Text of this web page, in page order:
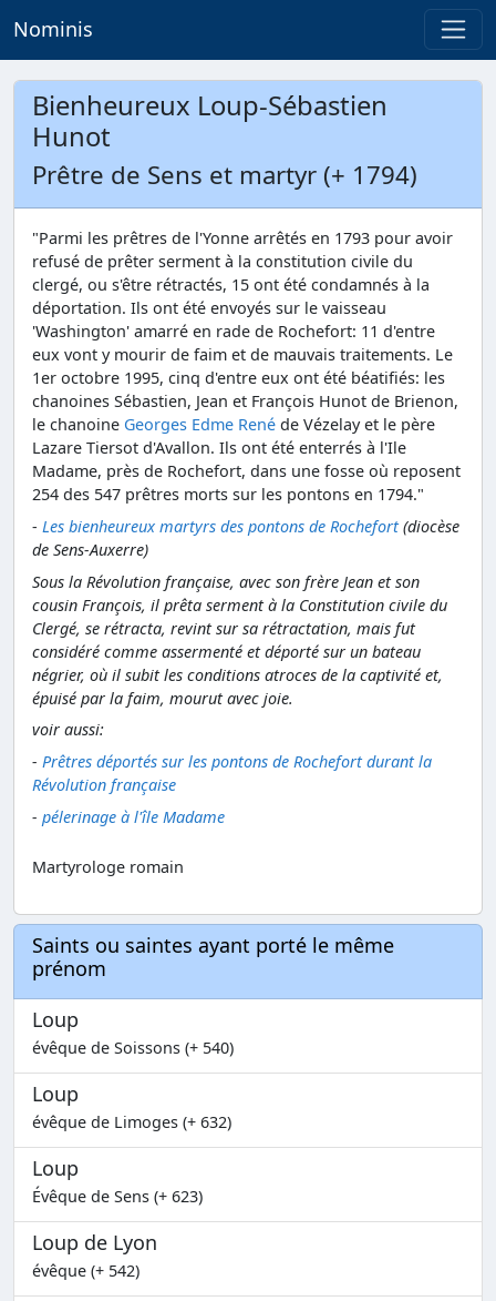
Nominis
Bienheureux Loup-Sébastien
Hunot
Prêtre de Sens et martyr (+ 1794)
"Parmi les prêtres de l'Yonne arrêtés en 1793 pour avoir
refusé de prêter serment à la constitution civile du
clergé, ou s'être rétractés, 15 ont été condamnés à la
déportation. Ils ont été envoyés sur le vaisseau
'Washington' amarré en rade de Rochefort: 11 d'entre
eux vont y mourir de faim et de mauvais traitements. Le
1er octobre 1995, cinq d'entre eux ont été béatifiés: les
chanoines Sébastien, Jean et François Hunot de Brienon,
le chanoine Georges Edme René de Vézelay et le père
Lazare Tiersot d'Avallon. Ils ont été enterrés à l'Ile
Madame, près de Rochefort, dans une fosse où reposent
254 des 547 prêtres morts sur les pontons en 1794."
- Les bienheureux martyrs des pontons de Rochefort(diocèse
de Sens-Auxerre)
Sous la Révolution française, avec son frère Jean et son
cousin François, il prêta serment à la Constitution civile du
Clergé, se rétracta, revint sur sa rétractation, mais fut
considéré comme assermenté et déporté sur un bateau
négrier, où il subit les conditions atroces de la captivité et,
épuisé par la faim, mourut avec joie.
voir aussi:
- Prêtres déportés sur les pontons de Rochefort durant la
Révolution française
- pélerinage à l'île Madame
Martyrologe romain
Saints ou saintes ayant porté le même
prénom
Loup
évêque de Soissons (+ 540)
Loup
évêque de Limoges (+ 632)
Loup
Évêque de Sens (+ 623)
Loup de Lyon
évêque (+ 542)